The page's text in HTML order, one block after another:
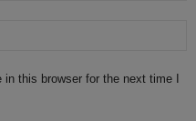
this browser for the next time I